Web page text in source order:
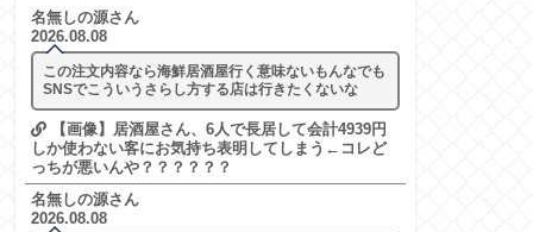
名無しの源さん
2026.08.08
この注文内容なら海鮮居酒屋行く意味ないもんなでも
SNSでこういうさらし方する店は行きたくないな
【画像】居酒屋さん、6人で長居して会計4939円
しか使わない客にお気持ち表明してしまう←コレど
っちが悪いんや？？？？？？
名無しの源さん
2026.08.08